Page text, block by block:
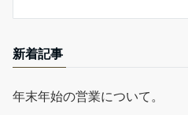
新着記事
年末年始の営業について。